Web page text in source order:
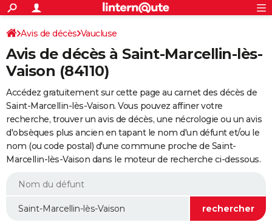
ACTUALITÉS
Politique
Société
Faits Divers
Education
Monde
Villes
+
SPORT
Coupe du monde 2026
Football
Tennis
Cyclisme
Rugby
Forum
CULTURE
FINANCE
Retraite
Impôts
Epargne
Immobilier
Risques naturels par ville
Banque
Assurance
Crédit
Essais
Réserver un essai
Citadines
Berlines
SUV
Forum auto
+
HIGH-TECH
Mobiles
Meilleur smartphone
Internet
Ordinateurs
Jeux vidéo
Guide high-tech
+
BRICOLAGE
Forum
Aménagement intérieur
Extérieur
Cuisine
Salle de bains
Jardinage
Rangement
WEEK-END
Guides de France
Escapades
Patrimoine
Expositions
Musées
Week-end nature
LIFESTYLE
Avis de décès Vaucluse
Avis de décès à Saint-Marcellin-lès-
Vaison (84110)
Accédez gratuitement sur cette page au carnet des décès de
Saint-Marcellin-lès-Vaison. Vous pouvez affiner votre
recherche, trouver un avis de décès, une nécrologie ou un avis
d'obsèques plus ancien en tapant le nom d'un défunt et/ou le
nom (ou code postal) d'une commune proche de Saint-
Marcellin-lès-Vaison dans le moteur de recherche ci-dessous.